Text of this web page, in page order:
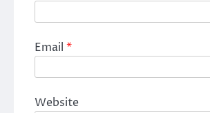
Email *
Website